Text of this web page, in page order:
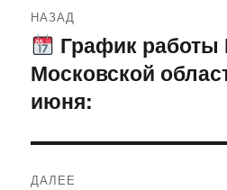
по
записям
НАЗАД
Предыдущая
запись:
График
Московской
июня:
ДАЛЕЕ